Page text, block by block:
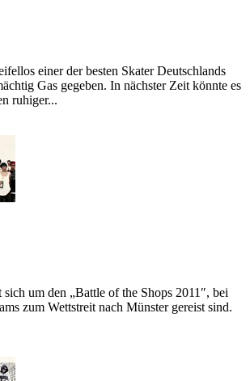
einer der besten Skater Deutschlands
Gas gegeben. In nächster Zeit könnte es
ruhiger...
um den „Battle of the Shops 2011″, bei
zum Wettstreit nach Münster gereist sind.